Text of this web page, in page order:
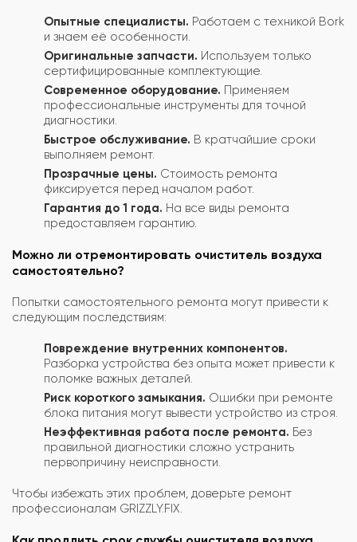
Опытные специалисты. Работаем с техникой Bork
и знаем её особенности.
Оригинальные запчасти. Используем только
сертифицированные комплектующие.
Современное оборудование. Применяем
профессиональные инструменты для точной
диагностики.
Быстрое обслуживание. В кратчайшие сроки
выполняем ремонт.
Прозрачные цены. Стоимость ремонта
фиксируется перед началом работ.
Гарантия до 1 года. На все виды ремонта
предоставляем гарантию.
Можно ли отремонтировать очиститель воздуха
самостоятельно?
Попытки самостоятельного ремонта могут привести к
следующим последствиям:
Повреждение внутренних компонентов.
Разборка устройства без опыта может привести к
поломке важных деталей.
Риск короткого замыкания. Ошибки при ремонте
блока питания могут вывести устройство из строя.
Неэффективная работа после ремонта. Без
правильной диагностики сложно устранить
первопричину неисправности.
Чтобы избежать этих проблем, доверьте ремонт
профессионалам GRIZZLY.FIX.